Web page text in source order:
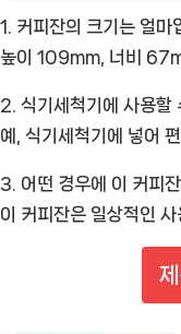
1. 커피잔의 크기는 얼마
높이 109mm, 너비
2. 식기세척기에 사용할
예, 식기세척기에 넣어
3. 어떤 경우에 이 커피
이 커피잔은 일상적인